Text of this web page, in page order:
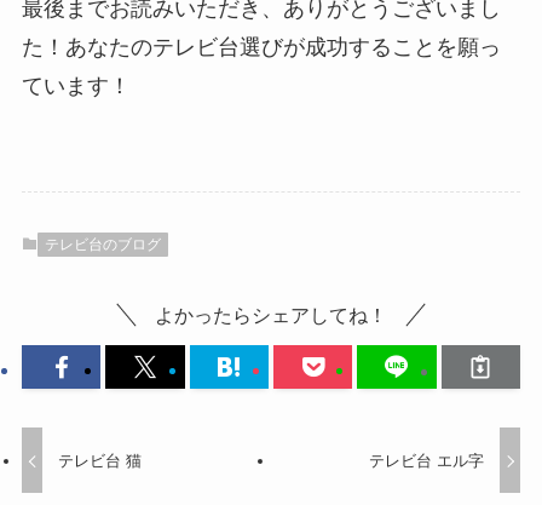
最後までお読みいただき、ありがとうございまし
た！あなたのテレビ台選びが成功することを願っ
ています！
テレビ台のブログ
よかったらシェアしてね！
テレビ台 猫 テレビ台 エル字